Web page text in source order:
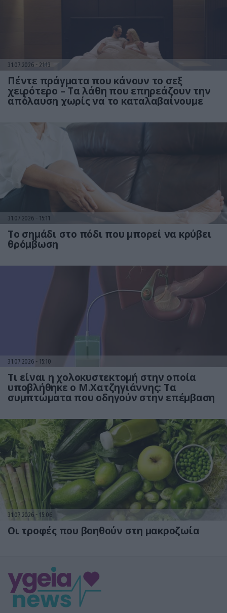
31.07.2026 21:13
Πέντε πράγματα που κάνουν το σεξ
χειρότερο – Τα λάθη που επηρεάζουν την
απόλαυση χωρίς να το καταλαβαίνουμε
31.07.2026 15:11
Το σημάδι στο πόδι που μπορεί να κρύβει
θρόμβωση
31.07.2026 15:10
Τι είναι η χολοκυστεκτομή στην οποία
υποβλήθηκε ο Μ.Χατζηγιάννης: Tα
συμπτώματα που οδηγούν στην επέμβαση
31.07.2026 15:06
Οι τροφές που βοηθούν στη μακροζωία